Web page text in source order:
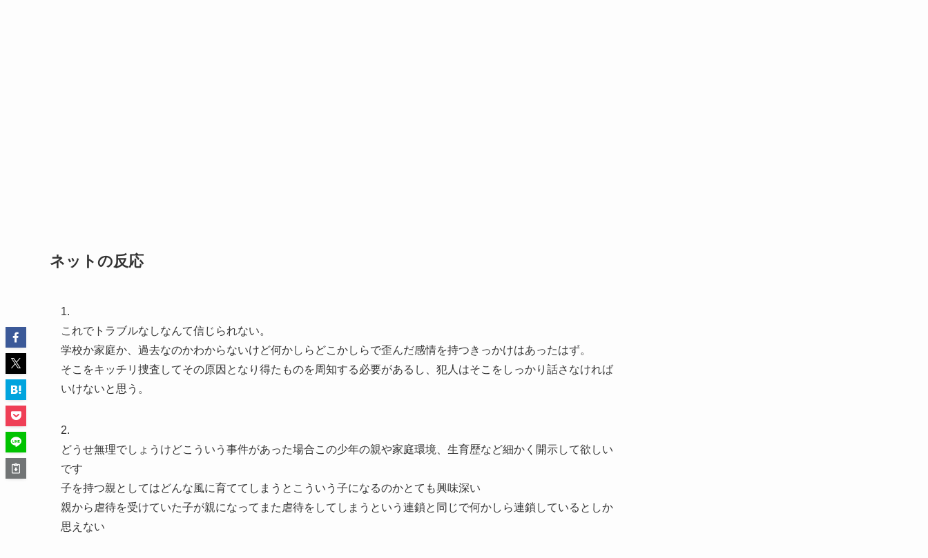
ネットの反応
1.
これでトラブルなしなんて信じられない。
学校か家庭か、過去なのかわからないけど何かしらどこかしらで歪んだ感情を持つきっかけはあったはず。
そこをキッチリ捜査してその原因となり得たものを周知する必要があるし、犯人はそこをしっかり話さなければ
いけないと思う。
2.
どうせ無理でしょうけどこういう事件があった場合この少年の親や家庭環境、生育歴など細かく開示して欲しい
です
子を持つ親としてはどんな風に育ててしまうとこういう子になるのかとても興味深い
親から虐待を受けていた子が親になってまた虐待をしてしまうという連鎖と同じで何かしら連鎖しているとしか
思えない